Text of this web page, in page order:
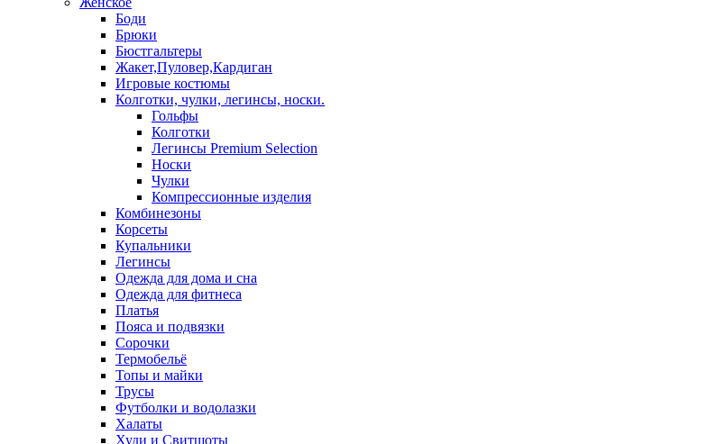
Боди
Брюки
Бюстгальтеры
Жакет,Пуловер,Кардиган
Игровые костюмы
Колготки, чулки, легинсы, носки.
Гольфы
Колготки
Легинсы Premium Selection
Носки
Чулки
Компрессионные изделия
Комбинезоны
Корсеты
Купальники
Легинсы
Одежда для дома и сна
Одежда для фитнеса
Платья
Пояса и подвязки
Сорочки
Термобельё
Топы и майки
Трусы
Футболки и водолазки
Халаты
Худи и Свитшоты